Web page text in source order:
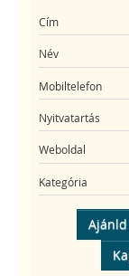
Cím
Név
Mobiltelefon
Nyitvatartás
Weboldal
Kategória